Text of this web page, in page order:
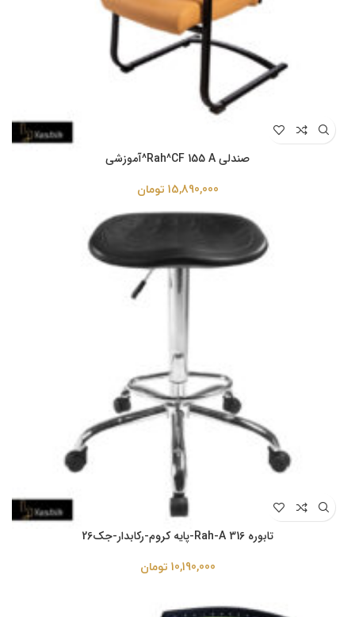
صندلی Rah^CF 155 A^آموزشی
15,890,000 تومان
تابوره Rah-A 316-پایه کروم-رکابدار-جک26
10,190,000 تومان